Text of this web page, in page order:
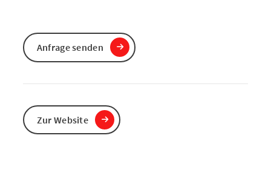
Anfrage senden
Zur Website